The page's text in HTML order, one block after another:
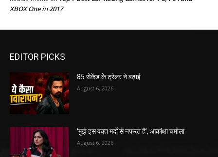
XBOX One in 2017
EDITOR PICKS
85 सेकेंड के ट्रेलर ने बढ़ाई
August 6, 2026
‘मुझे इस वक्त मर्दों से नफरत है’, आकांक्षा चमोला
August 6, 2026